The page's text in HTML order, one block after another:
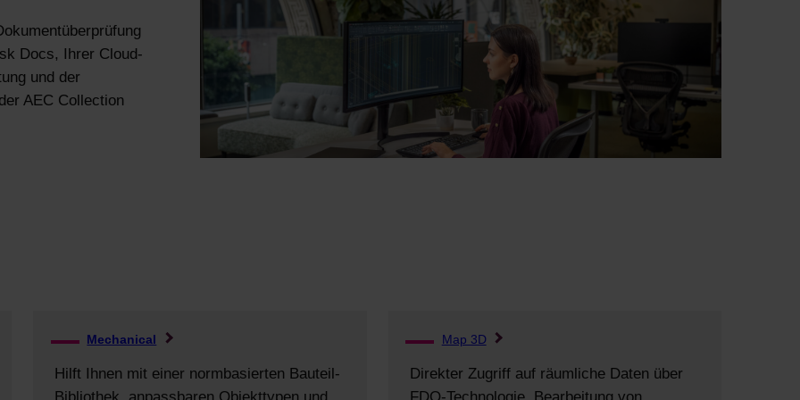
Docs, Ihrer Cloud-
und der
AEC Collection
Mechanical
Hilft Ihnen mit einer normbasierten Bauteil-
Bibliothek, anpassbaren Objekttypen und
Map 3D
Direkter Zugriff auf räumliche Daten über
FDO-Technologie, Bearbeitung von